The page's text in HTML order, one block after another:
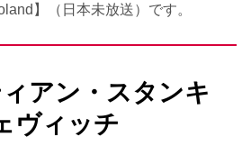
】（日本未放送）です。
アン・スタンキ
ヴィッチ